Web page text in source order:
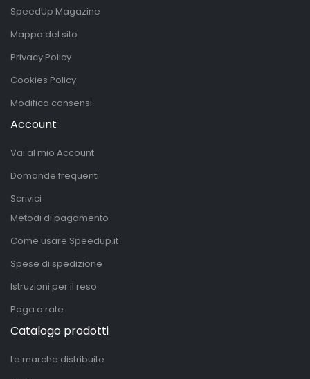
SpeedUp Magazine
Mappa del sito
Privacy Policy
Cookies Policy
Modifica consensi
Account
Vai al mio Account
Domande frequenti
Scrivici
Metodi di pagamento
Come usare Speedup.it
Spese di spedizione
Istruzioni per il reso
Paga a rate
Catalogo prodotti
Le marche distribuite